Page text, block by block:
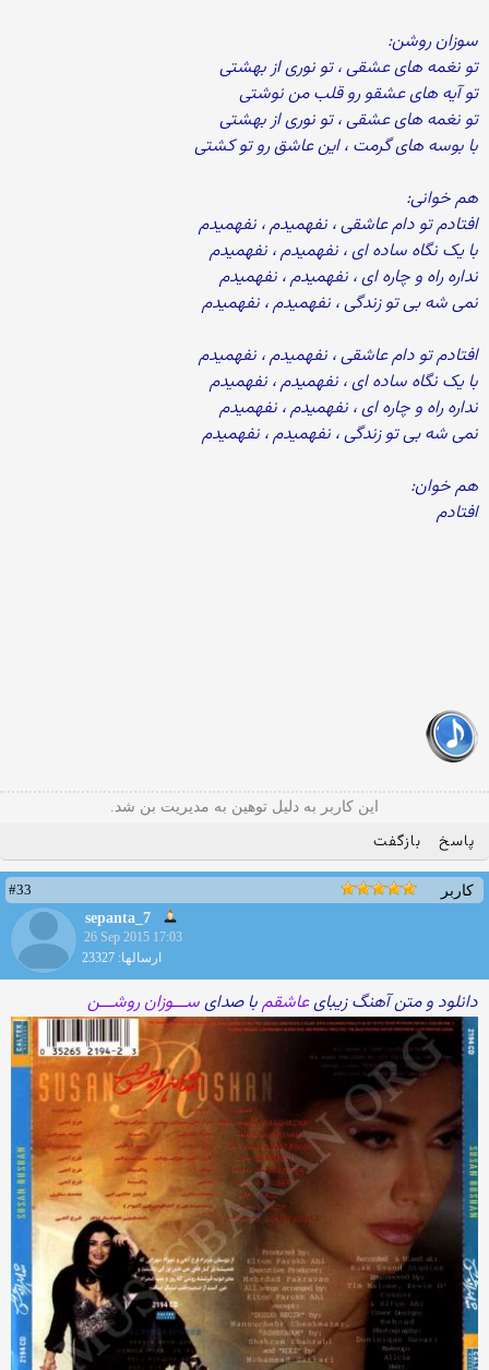
سوزان روشن:
تو نغمه های عشقی ، تو نوری از بهشتی
تو آیه های عشقو رو قلب من نوشتی
تو نغمه های عشقی ، تو نوری از بهشتی
با بوسه های گرمت ، این عاشق رو تو کشتی
هم خوانی:
افتادم تو دام عاشقی ، نفهمیدم ، نفهمیدم
با یک نگاه ساده ای ، نفهمیدم ، نفهمیدم
نداره راه و چاره ای ، نفهمیدم ، نفهمیدم
نمی شه بی تو زندگی ، نفهمیدم ، نفهمیدم
افتادم تو دام عاشقی ، نفهمیدم ، نفهمیدم
با یک نگاه ساده ای ، نفهمیدم ، نفهمیدم
نداره راه و چاره ای ، نفهمیدم ، نفهمیدم
نمی شه بی تو زندگی ، نفهمیدم ، نفهمیدم
هم خوان:
افتادم
این کاربر به دلیل توهین به مدیریت بن شد.
پاسخ بازگفت
کاربر
#33
sepanta_7
26 Sep 2015 17:03
ارسالها: 23327
دانلود و متن آهنگ زیبایعاشقمبا صدایســـوزان روشـــن